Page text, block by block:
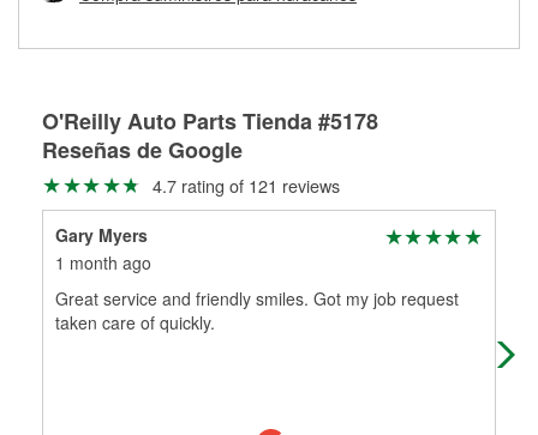
partes de reemplazo correctas para tu reparación.
O'Reilly Auto Parts Tienda #5178
Reseñas de Google
4.7 rating of 121 reviews
Gary Myers
1 month ago
Great service and friendly smiles. Got my job request
taken care of quickly.